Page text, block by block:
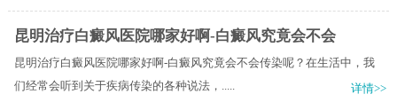
昆明治疗白癜风医院哪家好啊-白癜风究竟会不会
昆明治疗白癜风医院哪家好啊-白癜风究竟会不会传染呢？在生活中，我
们经常会听到关于疾病传染的各种说法，.....
详情>>